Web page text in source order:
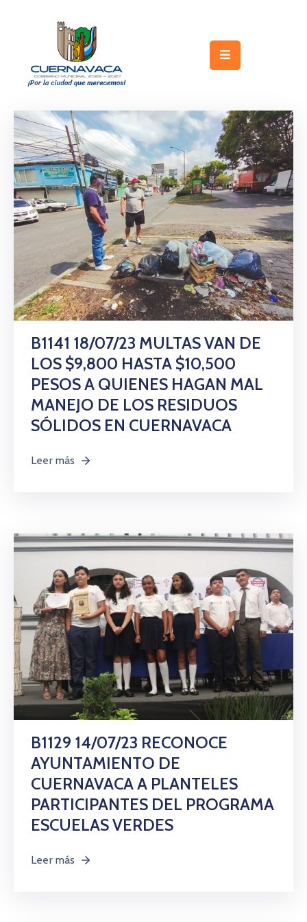
Gobierno
Turismo
Trámites
y
Servicios
Licitaciones
Transparencia
Directorio
Citas
B1141 18/07/23 MULTAS VAN DE
LOS $9,800 HASTA $10,500
PESOS A QUIENES HAGAN MAL
MANEJO DE LOS RESIDUOS
SÓLIDOS EN CUERNAVACA
Leer más
B1129 14/07/23 RECONOCE
AYUNTAMIENTO DE
CUERNAVACA A PLANTELES
PARTICIPANTES DEL PROGRAMA
ESCUELAS VERDES
Leer más